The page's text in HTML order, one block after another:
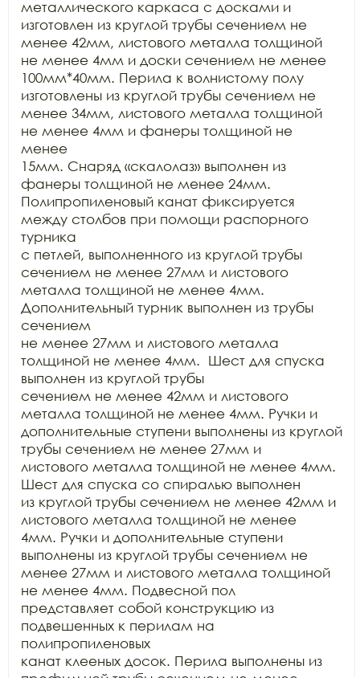
металлического каркаса с досками и
изготовлен из круглой трубы сечением не
менее 42мм, листового металла толщиной
не менее 4мм и доски сечением не менее
100мм*40мм. Перила к волнистому полу
изготовлены из круглой трубы сечением не
менее 34мм, листового металла толщиной
не менее 4мм и фанеры толщиной не
менее
15мм. Снаряд «скалолаз» выполнен из
фанеры толщиной не менее 24мм.
Полипропиленовый канат фиксируется
между столбов при помощи распорного
турника
с петлей, выполненного из круглой трубы
сечением не менее 27мм и листового
металла толщиной не менее 4мм.
Дополнительный турник выполнен из трубы
сечением
не менее 27мм и листового металла
толщиной не менее 4мм.  Шест для спуска
выполнен из круглой трубы
сечением не менее 42мм и листового
металла толщиной не менее 4мм. Ручки и
дополнительные ступени выполнены из круглой
трубы сечением не менее 27мм и
листового металла толщиной не менее 4мм.
Шест для спуска со спиралью выполнен
из круглой трубы сечением не менее 42мм и
листового металла толщиной не менее
4мм. Ручки и дополнительные ступени
выполнены из круглой трубы сечением не
менее 27мм и листового металла толщиной
не менее 4мм. Подвесной пол
представляет собой конструкцию из
подвешенных к перилам на
полипропиленовых
канат клееных досок. Перила выполнены из